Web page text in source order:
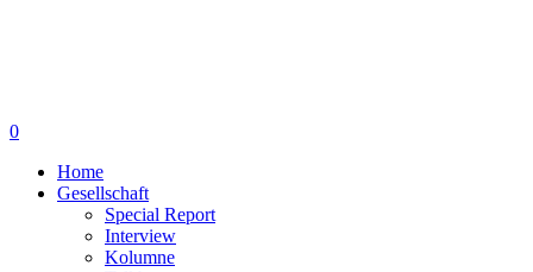
0
Home
Gesellschaft
Special Report
Interview
Kolumne